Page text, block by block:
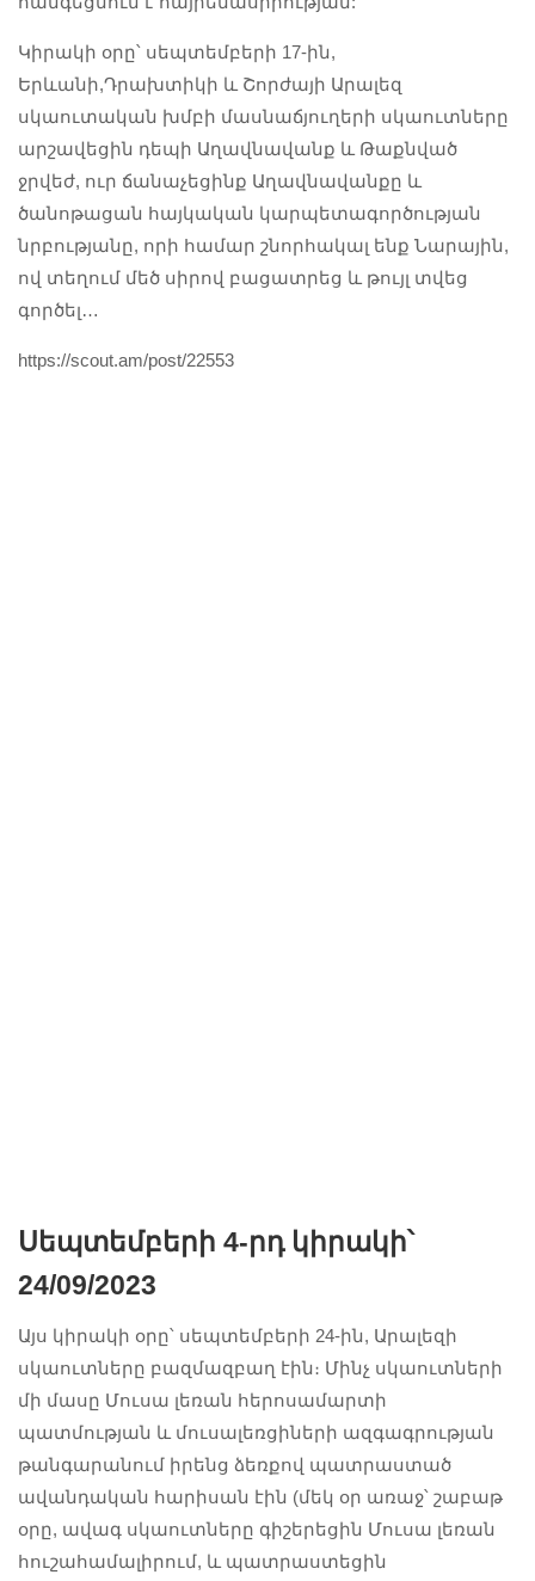
Կիրակի օրը՝ սեպտեմբերի 17-ին,
Երևանի,Դրախտիկի և Շորժայի Արալեզ
սկաուտական խմբի մասնաճյուղերի սկաուտները
արշավեցին դեպի Աղավնավանք և Թաքնված
ջրվեժ, ուր ճանաչեցինք Աղավնավանքը և
ծանոթացան հայկական կարպետագործության
նրբությանը, որի համար շնորհակալ ենք Նարային,
ով տեղում մեծ սիրով բացատրեց և թույլ տվեց
գործել…
https://scout.am/post/22553
Սեպտեմբերի 4-րդ կիրակի՝
24/09/2023
Այս կիրակի օրը՝ սեպտեմբերի 24-ին, Արալեզի
սկաուտները բազմազբաղ էին։ Մինչ սկաուտների
մի մասը Մուսա լեռան հերոսամարտի
պատմության և մուսալեռցիների ազգագրության
թանգարանում իրենց ձեռքով պատրաստած
ավանդական հարիսան էին (մեկ օր առաջ՝ շաբաթ
օրը, ավագ սկաուտները գիշերեցին Մուսա լեռան
հուշահամալիրում, և պատրաստեցին